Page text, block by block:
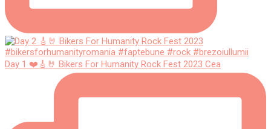
Day 1 ❤️🎸🤘 Bikers For Humanity Rock Fest 2023 Cea